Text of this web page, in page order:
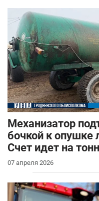
Механизатор
бочкой к опушке
Счет идет на
07 апреля 2026